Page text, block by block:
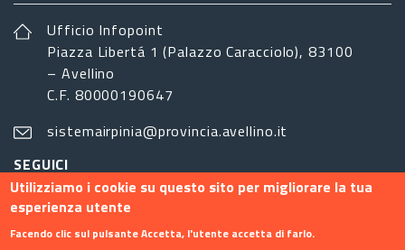
Ufficio Infopoint
Piazza Libertá 1 (Palazzo Caracciolo), 83100
– Avellino
C.F. 80000190647
sistemairpinia@provincia.avellino.it
SEGUICI
Utilizziamo i cookie su questo sito per migliorare la tua
esperienza utente
Facendo clic sul pulsante Accetta, l'utente accetta di farlo.